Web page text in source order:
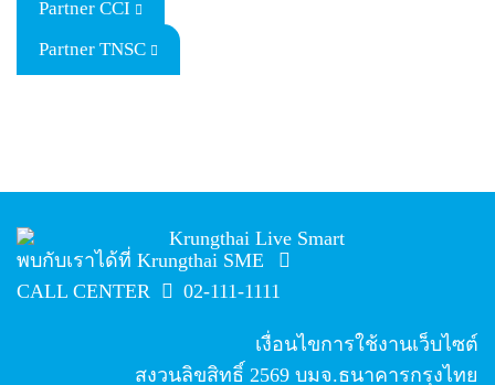
Partner CCI
Partner TNSC
พบกับเราได้ที่ Krungthai SME
CALL CENTER
02-111-1111
เงื่อนไขการใช้งานเว็บไซต์
สงวนลิขสิทธิ์ 2569 บมจ.ธนาคารกรุงไทย